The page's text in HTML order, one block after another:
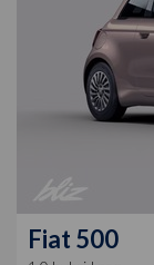
Fiat 500